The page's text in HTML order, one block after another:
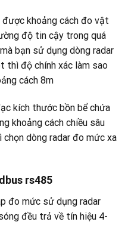
khoảng cách đo vật
độ tin cậy trong quá
bạn sử dụng dòng radar
thì độ chính xác làm sao
cách 8m
kích thước bồn bể chứa
khoảng cách chiều sâu
dòng radar đo mức xa
rs485
đo mức sử dụng radar
đều trả về tín hiệu 4-